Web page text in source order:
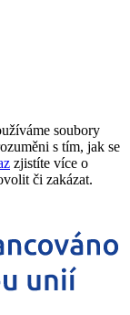
soubory
s tím, jak se
zjistíte více o
či zakázat.